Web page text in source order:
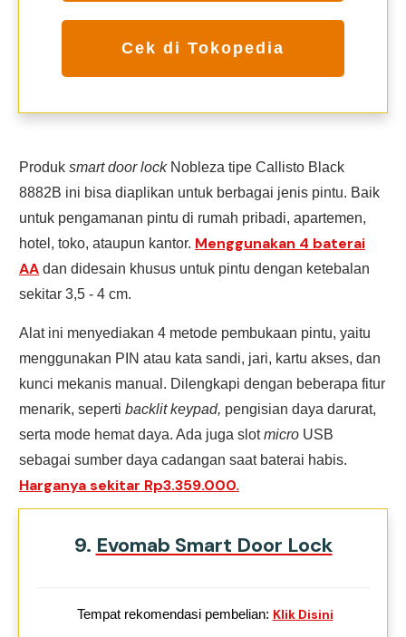
Cek di Tokopedia
Produk smart door lock Nobleza tipe Callisto Black
8882B ini bisa diaplikan untuk berbagai jenis pintu. Baik
untuk pengamanan pintu di rumah pribadi, apartemen,
hotel, toko, ataupun kantor. Menggunakan 4 baterai
AA dan didesain khusus untuk pintu dengan ketebalan
sekitar 3,5 - 4 cm.
Alat ini menyediakan 4 metode pembukaan pintu, yaitu
menggunakan PIN atau kata sandi, jari, kartu akses, dan
kunci mekanis manual. Dilengkapi dengan beberapa fitur
menarik, seperti backlit keypad, pengisian daya darurat,
serta mode hemat daya. Ada juga slotmicro USB
sebagai sumber daya cadangan saat baterai habis.
Harganya sekitar Rp3.359.000.
9. Evomab Smart Door Lock
Tempat rekomendasi pembelian: Klik Disini